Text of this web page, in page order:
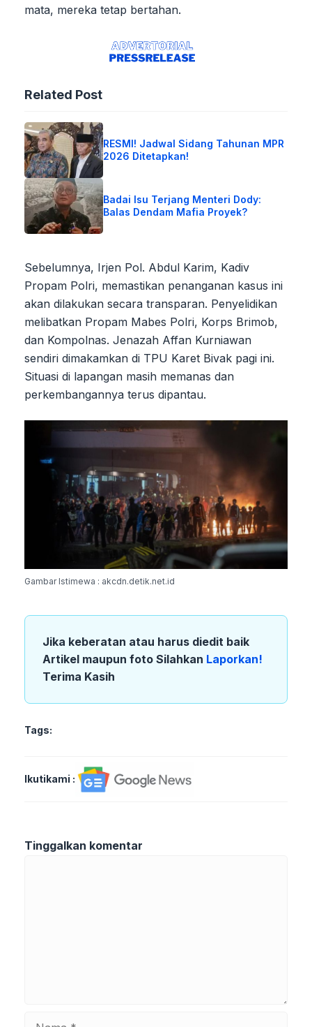
mata, mereka tetap bertahan.
Related Post
RESMI! Jadwal Sidang Tahunan MPR
2026 Ditetapkan!
Badai Isu Terjang Menteri Dody:
Balas Dendam Mafia Proyek?
Sebelumnya, Irjen Pol. Abdul Karim, Kadiv
Propam Polri, memastikan penanganan kasus ini
akan dilakukan secara transparan. Penyelidikan
melibatkan Propam Mabes Polri, Korps Brimob,
dan Kompolnas. Jenazah Affan Kurniawan
sendiri dimakamkan di TPU Karet Bivak pagi ini.
Situasi di lapangan masih memanas dan
perkembangannya terus dipantau.
Gambar Istimewa : akcdn.detik.net.id
Jika keberatan atau harus diedit baik
Artikel maupun foto Silahkan Laporkan!
Terima Kasih
Tags:
Ikutikami :
Tinggalkan komentar